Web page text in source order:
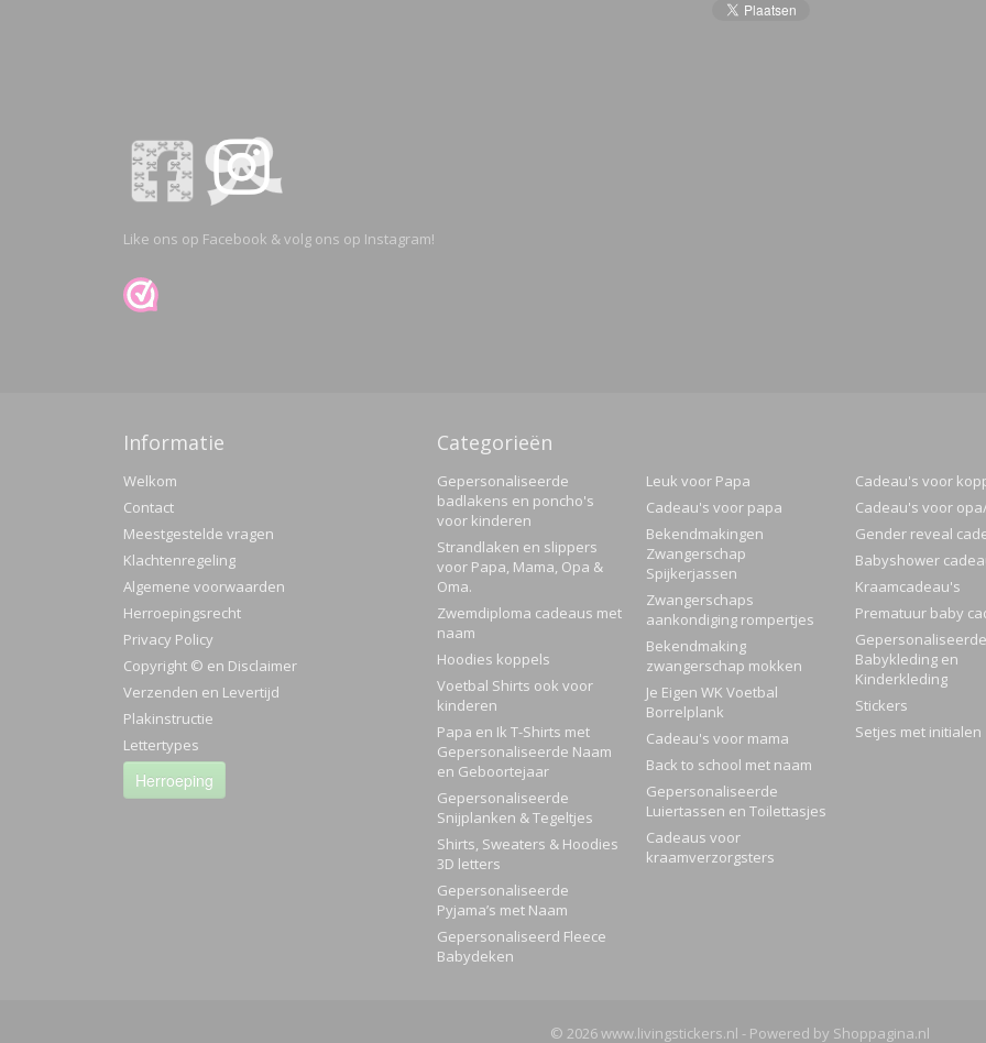
Like ons op Facebook & volg ons op Instagram!
Informatie
Welkom
Contact
Meestgestelde vragen
Klachtenregeling
Algemene voorwaarden
Herroepingsrecht
Privacy Policy
Copyright © en Disclaimer
Verzenden en Levertijd
Plakinstructie
Lettertypes
Herroeping
Categorieën
Gepersonaliseerde
badlakens en poncho's
voor kinderen
Strandlaken en slippers
voor Papa, Mama, Opa &
Oma.
Zwemdiploma cadeaus met
naam
Hoodies koppels
Voetbal Shirts ook voor
kinderen
Papa en Ik T-Shirts met
Gepersonaliseerde Naam
en Geboortejaar
Gepersonaliseerde
Snijplanken & Tegeltjes
Shirts, Sweaters & Hoodies
3D letters
Gepersonaliseerde
Pyjama’s met Naam
Gepersonaliseerd Fleece
Babydeken
Leuk voor Papa
Cadeau's voor papa
Bekendmakingen
Zwangerschap
Spijkerjassen
Zwangerschaps
aankondiging rompertjes
Bekendmaking
zwangerschap mokken
Je Eigen WK Voetbal
Borrelplank
Cadeau's voor mama
Back to school met naam
Gepersonaliseerde
Luiertassen en Toilettasjes
Cadeaus voor
kraamverzorgsters
Cadeau's voor
Cadeau's voor
Gender reveal
Babyshower
Kraamcadeau's
Prematuur baby
Gepersonaliseerde
Babykleding en
Kinderkleding
Stickers
Setjes met initialen
© 2026 www.livingstickers.nl - Powered by Shoppagina.nl